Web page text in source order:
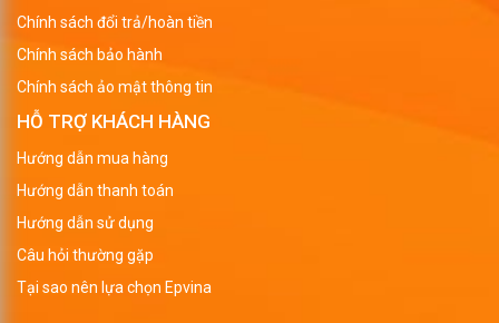
Chính sách đổi trả/hoàn tiền
Chính sách bảo hành
Chính sách ảo mật thông tin
HỖ TRỢ KHÁCH HÀNG
Hướng dẫn mua hàng
Hướng dẫn thanh toán
Hướng dẫn sử dụng
Câu hỏi thường gặp
Tại sao nên lựa chọn Epvina